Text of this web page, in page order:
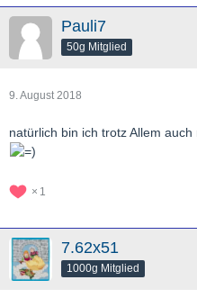
Pauli7
50g Mitglied
9. August 2018
natürlich bin ich trotz Allem
1
7.62x51
1000g Mitglied